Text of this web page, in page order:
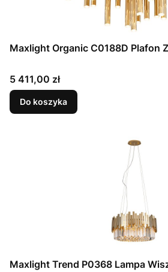
Maxlight Organic C0188D Plafon
Cena
5 411,00 zł
Do koszyka
Maxlight Trend P0368 Lampa